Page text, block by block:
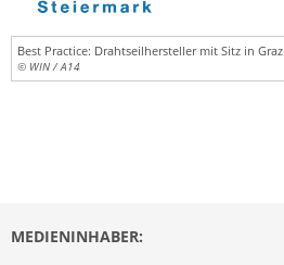
Best Practice: Drahtseilhersteller mit Sitz in Graz
© WIN / A14
MEDIENINHABER: